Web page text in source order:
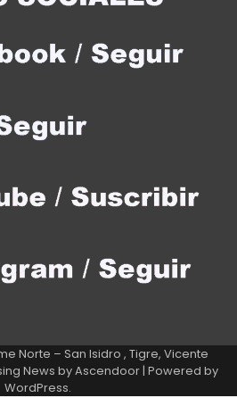
Norte – San Isidro , Tigre, Vicente
News byAscendoor| Powered by
WordPress.